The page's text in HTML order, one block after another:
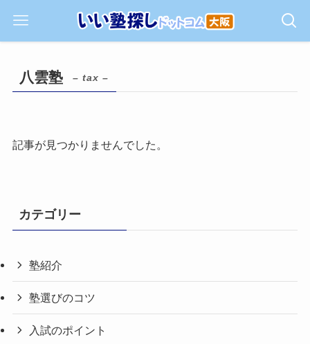
八雲塾 – tax –
記事が見つかりませんでした。
カテゴリー
塾紹介
塾選びのコツ
入試のポイント